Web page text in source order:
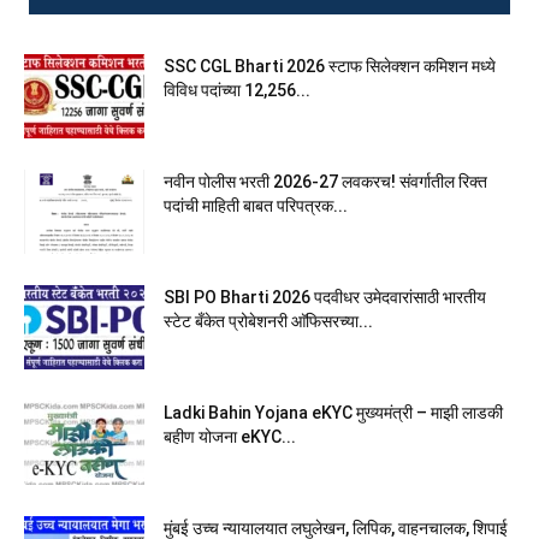
SSC CGL Bharti 2026 स्टाफ सिलेक्शन कमिशन मध्ये
विविध पदांच्या 12,256...
नवीन पोलीस भरती 2026-27 लवकरच! संवर्गातील रिक्त
पदांची माहिती बाबत परिपत्रक...
SBI PO Bharti 2026 पदवीधर उमेदवारांसाठी भारतीय
स्टेट बँकेत प्रोबेशनरी आ‍ॅफिसरच्या...
Ladki Bahin Yojana eKYC मुख्यमंत्री – माझी लाडकी
बहीण योजना eKYC...
मुंबई उच्च न्यायालयात लघुलेखन, लिपिक, वाहनचालक, शिपाई